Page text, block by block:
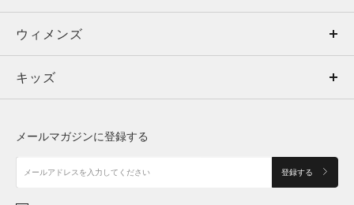
ウィメンズ
キッズ
アクセサリー
トップス
ボトムス
アクセサリー
ウィメンズ
トップス
シューズ
キッズ
メールマガジンに登録する
登録する